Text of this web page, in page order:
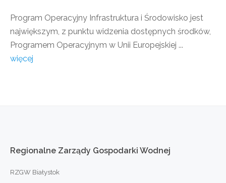
Program Operacyjny Infrastruktura i Środowisko jest
największym, z punktu widzenia dostępnych środków,
Programem Operacyjnym w Unii Europejskiej ...
więcej
Regionalne Zarządy Gospodarki Wodnej
RZGW Białystok